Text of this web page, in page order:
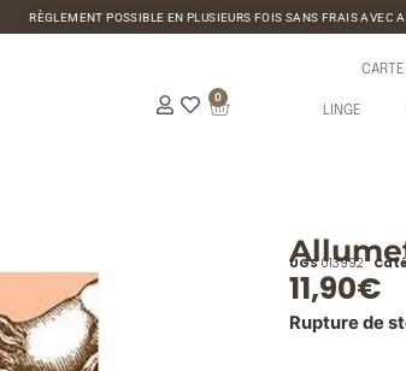
RÈGLEMENT POSSIBLE EN PLUSIEURS FOIS SANS FRAIS AVEC
0
LINGE
UGS013992
11,90€
Rupture de